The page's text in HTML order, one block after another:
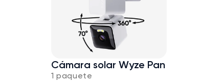
Cámara solar Wyze Pan
1 paquete